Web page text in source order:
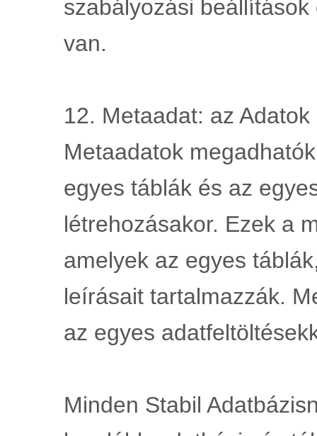
szabályozási
van.
12. Metaadat: az
Metaadatok
egyes táblák és az
létrehozásakor. Ezek a
amelyek az egyes
leírásait tartalmazzák.
az egyes
Minden Stabil